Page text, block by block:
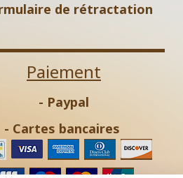
de rétractation
Paiement
- Paypal
- Cartes bancaires